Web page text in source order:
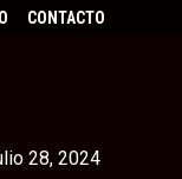
CONTACTO
28, 2024